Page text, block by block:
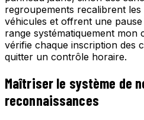
regroupements recalibrent
véhicules et offrent une
range systématiquement mon
vérifie chaque inscription des
quitter un contrôle horaire.
Maîtriser le système de
reconnaissances